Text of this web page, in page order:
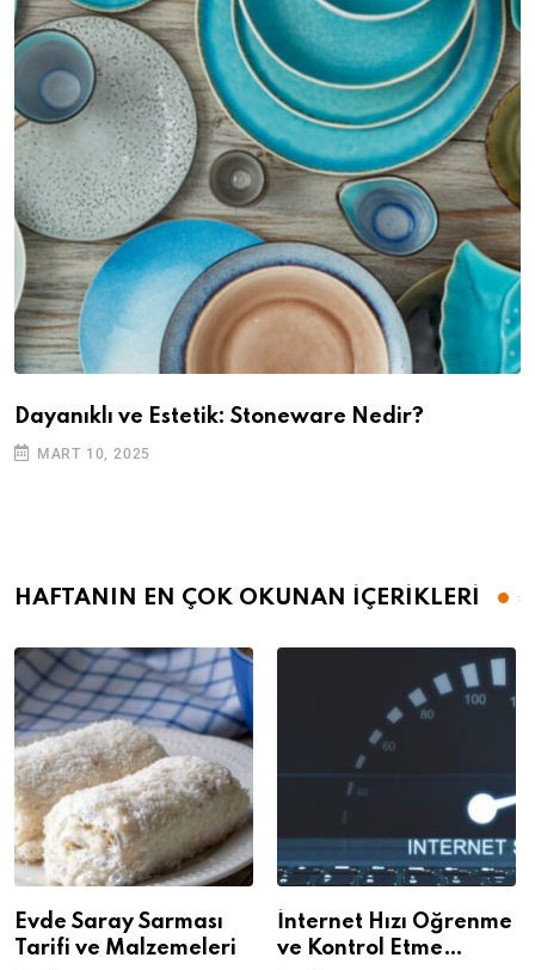
Dayanıklı ve Estetik: Stoneware Nedir?
MART 10, 2025
HAFTANIN EN ÇOK OKUNAN İÇERİKLERİ
Evde Saray Sarması
Tarifi ve Malzemeleri
İnternet Hızı Öğrenme
ve Kontrol Etme